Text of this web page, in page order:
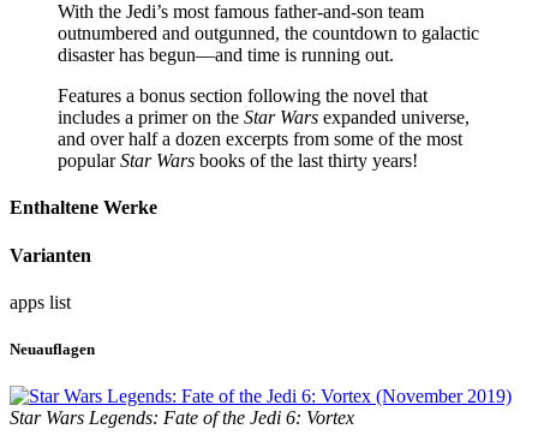
With the Jedi’s most famous father-and-son team
outnumbered and outgunned, the countdown to galactic
disaster has begun—and time is running out.
Features a bonus section following the novel that
includes a primer on the Star Wars expanded universe,
and over half a dozen excerpts from some of the most
popularStar Wars books of the last thirty years!
Enthaltene Werke
Varianten
apps list
Neuauflagen
Star Wars Legends: Fate of the Jedi 6: Vortex